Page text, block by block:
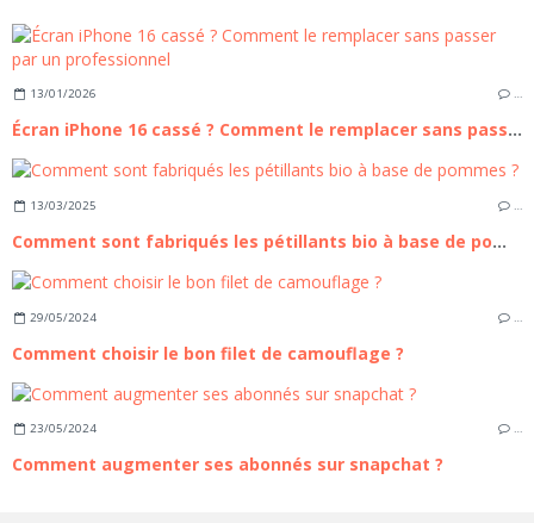
13/01/2026 …
Écran iPhone 16 cassé ? Comment le remplacer sans passer par un professionnel
13/03/2025 …
Comment sont fabriqués les pétillants bio à base de pommes ?
29/05/2024
Comment choisir le bon filet de camouflage ?
23/05/2024 …
Comment augmenter ses abonnés sur snapchat ?